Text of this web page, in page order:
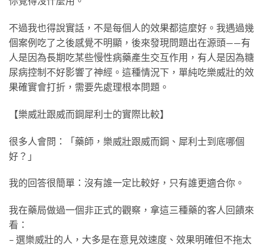
不過我也得說實話，不是每個人的效果都這麼好。我遇過幾
個案例吃了之後感覺不明顯，後來發現問題出在源頭——有
人是因為長期吃某些慢性病藥產生交互作用，有人是因為糖
尿病控制不好影響了神經。這種情況下，單純吃樂威壯的效
果確實會打折，需要先處理根本問題。
【樂威壯跟威而鋼犀利士的實際比較】
很多人會問：「藥師，樂威壯跟威而鋼、犀利士到底哪個
好？」
我的回答很簡單：沒有誰一定比較好，只有誰更適合你。
我在藥局做過一個非正式的觀察，拿這三種藥的客人回饋來
看：
– 選樂威壯的人，大多是在意見效速度、效果明確但不拖太